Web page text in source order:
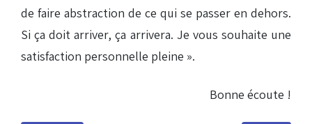
de faire abstraction de ce qui se passer en dehors.
Si ça doit arriver, ça arrivera. Je vous souhaite une
satisfaction personnelle pleine ».
Bonne écoute !